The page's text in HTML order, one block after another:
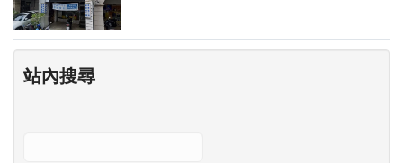
站內搜尋